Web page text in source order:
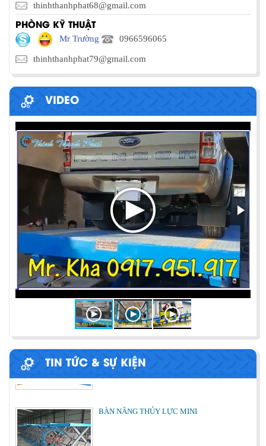
thinhthanhphat68@gmail.com
PHÒNG KỸ THUẬT
Mr Trường 0966596065
thinhthanhphat79@gmail.com
VIDEO
TIN TỨC & SỰ KIỆN
PHƯƠNG PHÁP ĐÓNG HÀNG LÊN
CONTAINER
Chia sẻ bí quyết và phương pháp đóng hàng lên
container một cách hiệu quả nhất
ỨNG DỤNG CỦA BÀN NÂNG THỦY LỰC
Cùng tìm hiểu về ứng dụng của bàn nâng thủy lực
trong các lĩnh vực, ngành nghề.